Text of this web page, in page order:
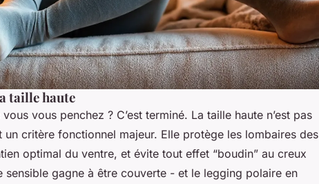
taille haute
vous penchez ? C’est terminé. La taille haute n’est pas
un critère fonctionnel majeur. Elle protège les lombaires des
optimal du ventre, et évite tout effet “boudin” au creux
sensible gagne à être couverte - et le legging polaire en